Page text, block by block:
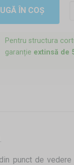
ÎN COȘ
Pentru structura
garanție extinsă de
punct de vedere